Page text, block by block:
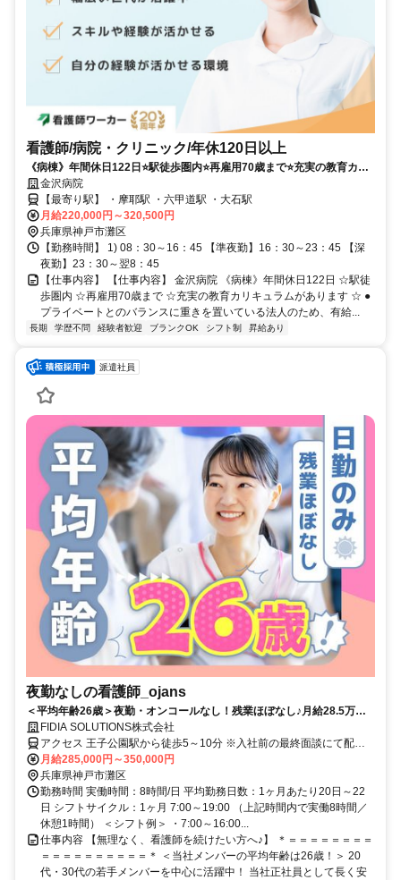
看護師/病院・クリニック/年休120日以上
《病棟》年間休日122日⭐駅徒歩圏内⭐再雇用70歳まで⭐充実の教育カリ
キュラムがあります⭐
金沢病院
【最寄り駅】 ・摩耶駅 ・六甲道駅 ・大石駅
月給220,000円～320,500円
兵庫県神戸市灘区
【勤務時間】 1) 08：30～16：45 【準夜勤】16：30～23：45 【深
夜勤】23：30～翌8：45
【仕事内容】 【仕事内容】 金沢病院 《病棟》年間休日122日 ☆駅徒
歩圏内 ☆再雇用70歳まで ☆充実の教育カリキュラムがあります ☆ ●
プライベートとのバランスに重きを置いている法人のため、有給...
長期 学歴不問 経験者歓迎 ブランクOK シフト制 昇給あり
派遣社員
夜勤なしの看護師_ojans
＜平均年齢26歳＞夜勤・オンコールなし！残業ほぼなし♪月給28.5万円
～・昇給年2回・賞与年2回★初年度は賞与年3回★20代・30代の若手メ
ンバーが中心に活躍中！当社正社員として安定して働ける好環境◎
FIDIA SOLUTIONS株式会社
アクセス 王子公園駅から徒歩5～10分 ※入社前の最終面談にて配属
先を決定致します。
月給285,000円～350,000円
兵庫県神戸市灘区
勤務時間 実働時間：8時間/日 平均勤務日数：1ヶ月あたり20日～22
日 シフトサイクル：1ヶ月 7:00～19:00 （上記時間内で実働8時間／
休憩1時間） ＜シフト例＞ ・7:00～16:00...
仕事内容 【無理なく、看護師を続けたい方へ♪】 ＊＝＝＝＝＝＝＝＝
＝＝＝＝＝＝＝＝＝＝＊ ＜当社メンバーの平均年齢は26歳！＞ 20
代・30代の若手メンバーを中心に活躍中！ 当社正社員として長く安